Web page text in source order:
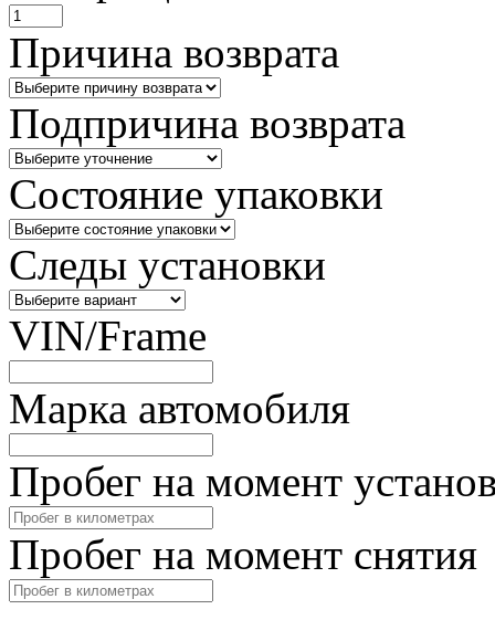
Причина возврата
Подпричина возврата
Состояние упаковки
Следы установки
VIN/Frame
Марка автомобиля
Пробег на момент
Пробег на момент снятия